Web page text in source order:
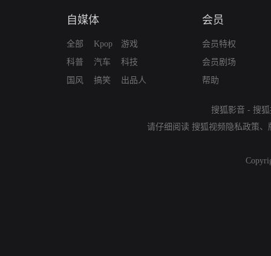
自媒体
全部
科普
国风
Kpop
汽车
搞笑
游戏
科技
出品人
会员
会员特权
会员剧场
帮助
搜狐影音 - 搜
请仔细阅读 搜狐视频隐私政策、